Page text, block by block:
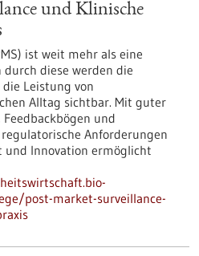
und Klinische
ist weit mehr als eine
diese werden die
Leistung von
Alltag sichtbar. Mit guter
und
Anforderungen
Innovation ermöglicht
post-market-surveillance-